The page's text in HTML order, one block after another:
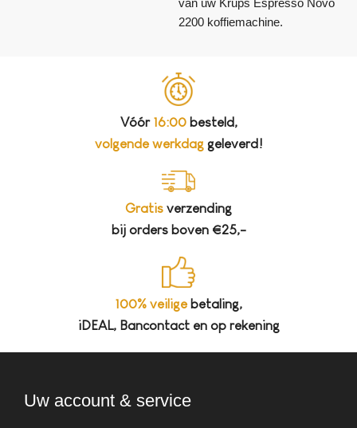
van uw Krups Espresso Novo
2200 koffiemachine.
Vóór 16:00besteld,
volgende werkdag geleverd!
Gratis verzending
bij orders boven €25,-
100% veiligebetaling,
iDEAL, Bancontact en op rekening
Uw account & service